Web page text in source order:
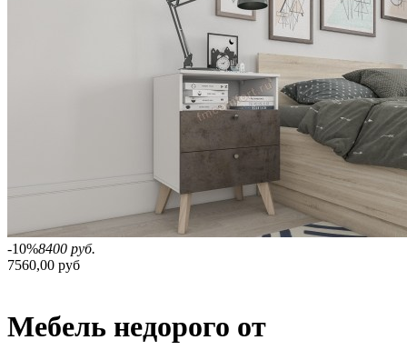
-10%8400 руб.
7560,00 руб
Мебель недорого от